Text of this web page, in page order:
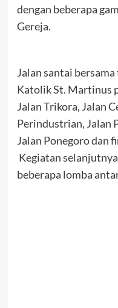
dengan beberapa
Gereja.
Jalan santai
Katolik St. Martinus
Jalan Trikora, Jalan
Perindustrian, Jalan
Jalan Ponegoro dan
Kegiatan
beberapa lomba